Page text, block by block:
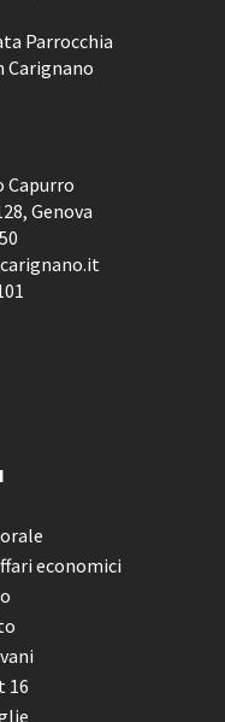
Parrocchia
Carignano
Capurro
Genova
economici
16